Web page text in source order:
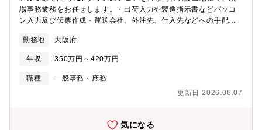
場事務業務をお任せします。・出荷入力や製造指示書などパソコ
ン入力及び伝票作成・運送会社、外注先、仕入先などへの手配及
にて）・製品を試験機器等により検査業務・来客対応【同社の特
徴】■同社はアルミの素材メーカーで、自社独自の製造方法【連続
鋳造圧延法】により、アルミ線・棒・板・条を実際に地金より一
貫生産で製造。特に線に関しましては、日本でトップクラスのシ
ーザ直販体制で動いております。また、自社開発の連続鋳造圧延
な材料で安定しており、応力割れ、応力歪もなく、切削性・鋳造
勤務地 大阪府
年収 350万円～420万円
職種
一般事務・庶務
更新日 2026.06.07
気になる